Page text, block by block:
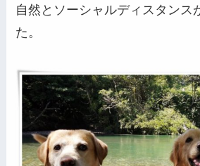
自然とソーシャルディスタンス
た。